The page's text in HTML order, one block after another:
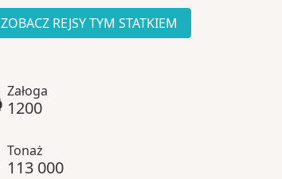
ZOBACZ REJSY TYM STATKIEM
Załoga
1200
Tonaż
113 000